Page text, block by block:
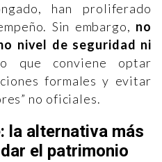
han proliferado
Sin embargo, no
nivel de seguridad ni
que conviene optar
formales y evitar
no oficiales.
la alternativa más
el patrimonio